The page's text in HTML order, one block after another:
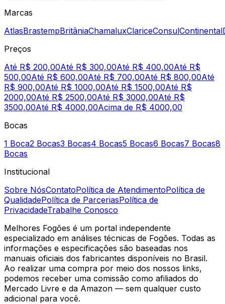
Marcas
AtlasBrastempBritâniaChamaluxClariceConsulContinental
Preços
Até R$ 200,00Até R$ 300,00Até R$ 400,00Até R$
500,00Até R$ 600,00Até R$ 700,00Até R$ 800,00Até
R$ 900,00Até R$ 1000,00Até R$ 1500,00Até R$
2000,00Até R$ 2500,00Até R$ 3000,00Até R$
3500,00Até R$ 4000,00Acima de R$ 4000,00
Bocas
1 Boca2 Bocas3 Bocas4 Bocas5 Bocas6 Bocas7 Bocas8
Bocas
Institucional
Sobre NósContatoPolítica de AtendimentoPolítica de
QualidadePolítica de ParceriasPolítica de
PrivacidadeTrabalhe Conosco
Melhores Fogões é um portal independente
especializado em análises técnicas de Fogões. Todas as
informações e especificações são baseadas nos
manuais oficiais dos fabricantes disponíveis no Brasil.
Ao realizar uma compra por meio dos nossos links,
podemos receber uma comissão como afiliados do
Mercado Livre e da Amazon — sem qualquer custo
adicional para você.